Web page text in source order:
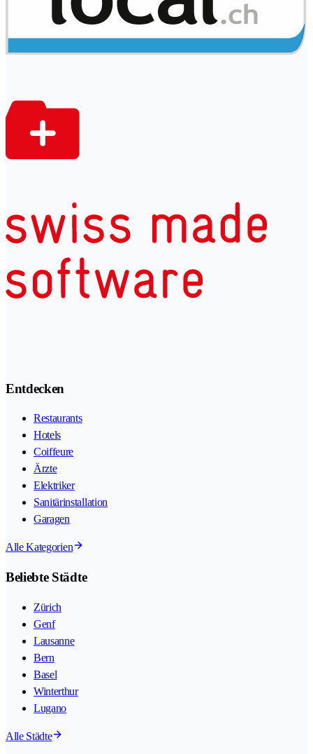
Entdecken
Restaurants
Hotels
Coiffeure
Ärzte
Elektriker
Sanitärinstallation
Garagen
Alle Kategorien
Beliebte Städte
Zürich
Genf
Lausanne
Bern
Basel
Winterthur
Lugano
Alle Städte